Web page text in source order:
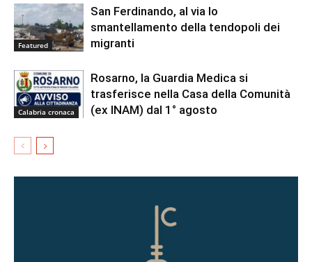
Featured
San Ferdinando, al via lo
smantellamento della tendopoli dei
migranti
Calabria cronaca
Rosarno, la Guardia Medica si
trasferisce nella Casa della Comunità
(ex INAM) dal 1° agosto